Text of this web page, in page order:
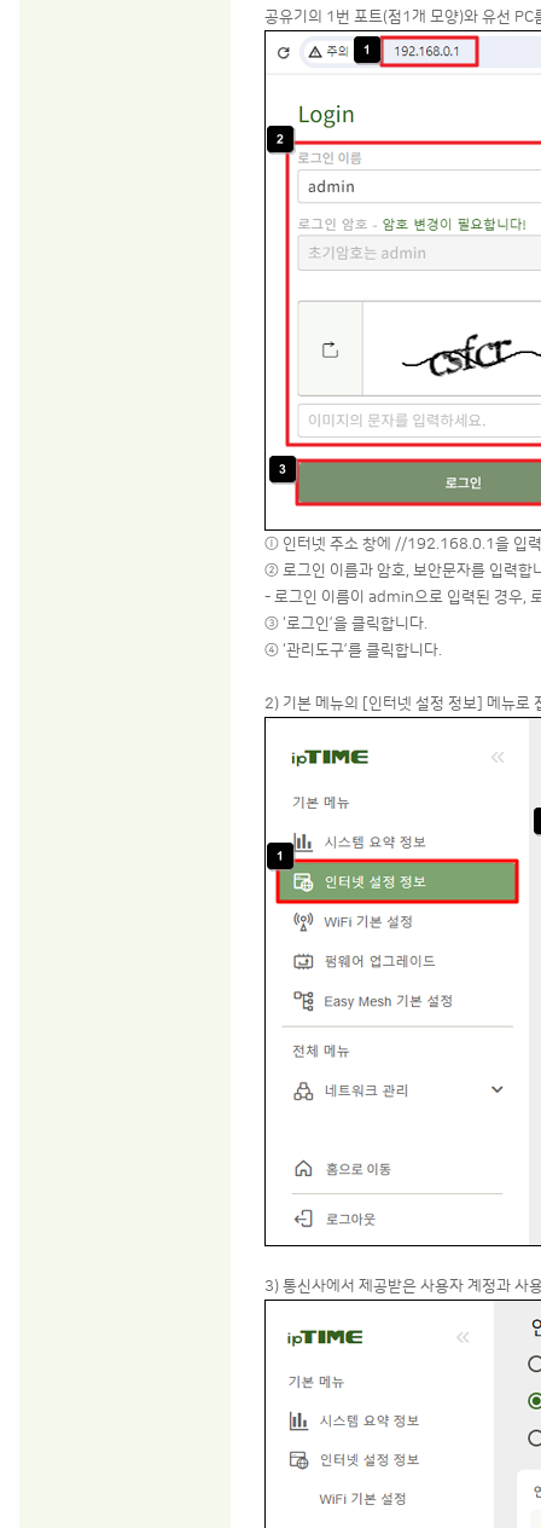
공유기의 1번 포트(점1개 모양)와 유선
ⓛ 인터넷 주소 창에 //192.168.0.1을 입력
② 로그인 이름과 암호, 보안문자를 입력합
- 로그인 이름이 admin으로 입력된 경우,
③ ‘로그인’을 클릭합니다.
④ ‘관리도구’를 클릭합니다.
2) 기본 메뉴의 [인터넷 설정 정보] 메뉴로
3) 통신사에서 제공받은 사용자 계정과 사